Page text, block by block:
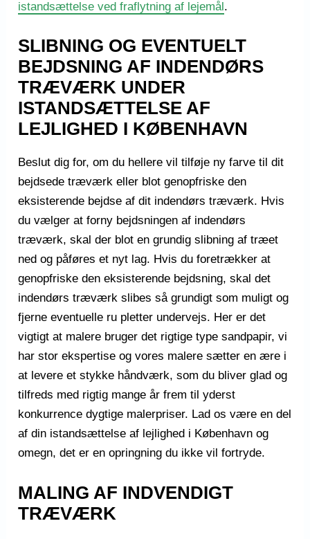
istandsættelse ved fraflytning af lejemål .
SLIBNING OG EVENTUELT
BEJDSNING AF INDENDØRS
TRÆVÆRK UNDER
ISTANDSÆTTELSE AF
LEJLIGHED I KØBENHAVN
Beslut dig for, om du hellere vil tilføje ny farve til dit
bejdsede træværk eller blot genopfriske den
eksisterende bejdse af dit indendørs træværk. Hvis
du vælger at forny bejdsningen af indendørs
træværk, skal der blot en grundig slibning af træet
ned og påføres et nyt lag. Hvis du foretrækker at
genopfriske den eksisterende bejdsning, skal det
indendørs træværk slibes så grundigt som muligt og
fjerne eventuelle ru pletter undervejs. Her er det
vigtigt at malere bruger det rigtige type sandpapir, vi
har stor ekspertise og vores malere sætter en ære i
at levere et stykke håndværk, som du bliver glad og
tilfreds med rigtig mange år frem til yderst
konkurrence dygtige malerpriser. Lad os være en del
af din istandsættelse af lejlighed i København og
omegn, det er en opringning du ikke vil fortryde.
MALING AF INDVENDIGT
TRÆVÆRK